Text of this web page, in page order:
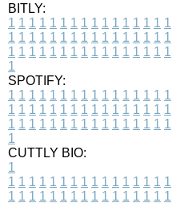
BITLY:
1 1 1 1 1 1 1 1 1 1 1 1 1 1 1 1
1 1 1 1 1 1 1 1 1 1 1 1 1 1 1 1
1 1 1 1 1 1 1 1 1 1 1 1 1 1 1 1
1
SPOTIFY:
1 1 1 1 1 1 1 1 1 1 1 1 1 1 1 1
1 1 1 1 1 1 1 1 1 1 1 1 1 1 1 1
1 1 1 1 1 1 1 1 1 1 1 1 1 1 1 1
1
CUTTLY BIO:
1
1 1 1 1 1 1 1 1 1 1 1 1 1 1 1 1
1 1 1 1 1 1 1 1 1 1 1 1 1 1 1 1